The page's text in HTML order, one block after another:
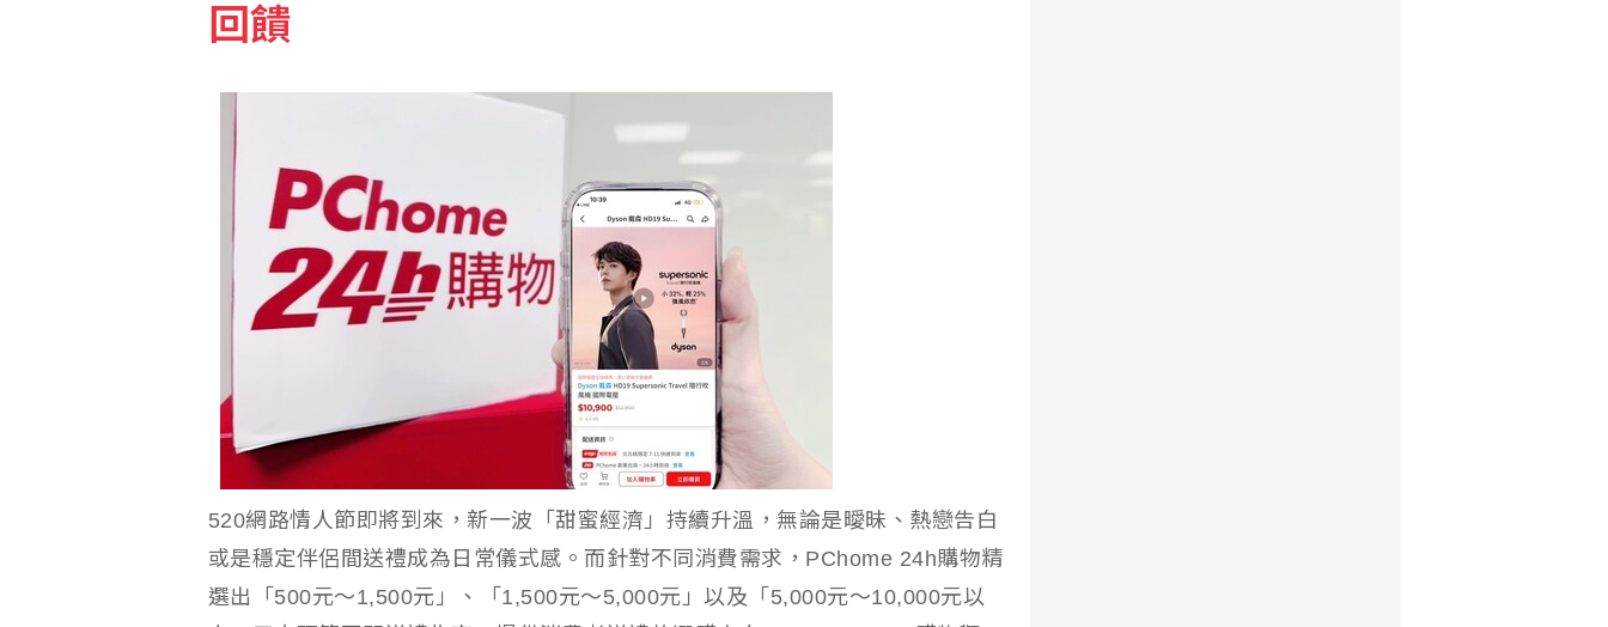
回饋
520網路情人節即將到來，新一波「甜蜜經濟」持續升溫，無論是曖昧、熱戀告白
或是穩定伴侶間送禮成為日常儀式感。而針對不同消費需求，PChome 24h購物精
選出「500元～1,500元」、「1,500元～5,000元」以及「5,000元～10,000元以